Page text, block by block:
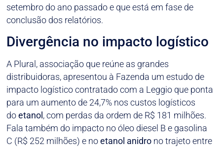
setembro do ano passado e que está em fase de
conclusão dos relatórios.
Divergência no impacto logístico
A Plural, associação que reúne as grandes
distribuidoras, apresentou à Fazenda um estudo de
impacto logístico contratado com a Leggio que ponta
para um aumento de 24,7% nos custos logísticos
doetanol , com perdas da ordem de R$ 181 milhões.
Fala também do impacto no óleo diesel B e gasolina
C (R$ 252 milhões) e noetanol anidro no trajeto entre